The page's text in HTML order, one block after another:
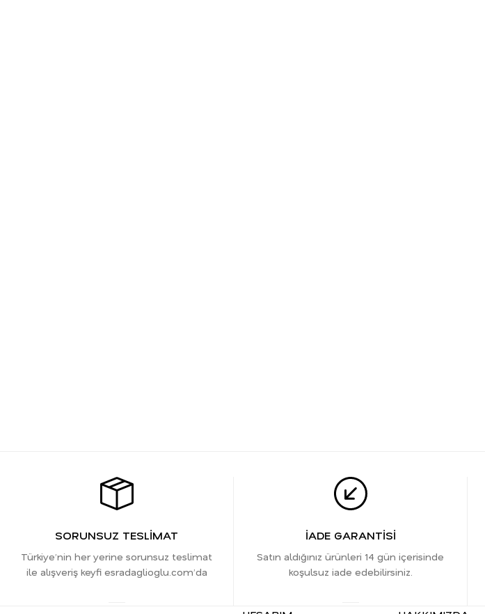
SORUNSUZ TESLİMAT
Türkiye’nin her yerine sorunsuz teslimat
ile alışveriş keyfi esradaglioglu.com’da
İADE GARANTİSİ
Satın aldığınız ürünleri 14 gün içerisinde
koşulsuz iade edebilirsiniz.